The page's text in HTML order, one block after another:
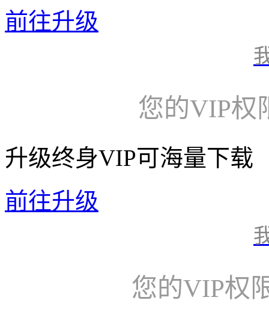
前往升级
您的VIP权
升级终身VIP可海量下载
前往升级
您的VIP权